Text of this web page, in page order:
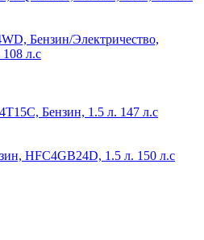
Бензин/Электричество,
л.с
Бензин, 1.5 л. 147 л.с
HFC4GB24D, 1.5 л. 150 л.с